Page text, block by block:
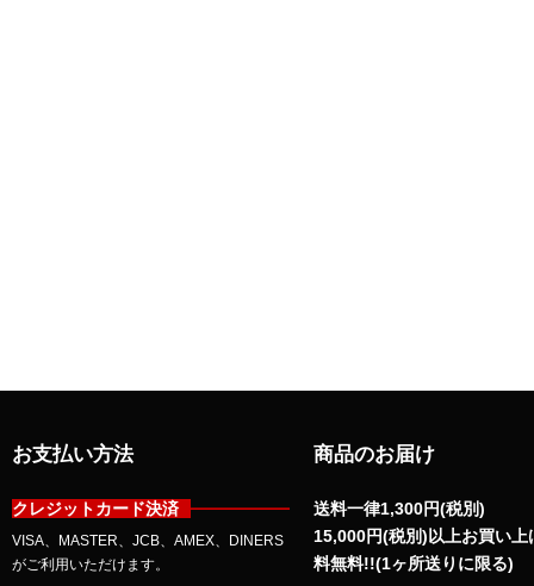
お支払い方法
クレジットカード決済
VISA、MASTER、JCB、AMEX、DINERS
がご利用いただけます。
商品のお届け
送料一律1,300円(税別)
15,000円(税別)以上お買い上
料無料!!(1ヶ所送りに限る)